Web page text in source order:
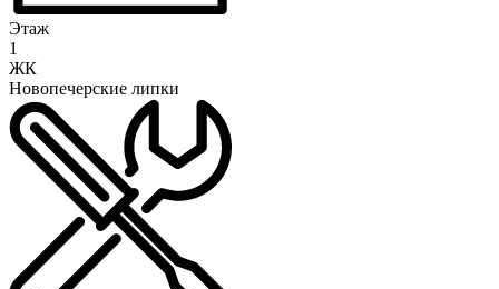
Этаж
1
ЖК
Новопечерские липки